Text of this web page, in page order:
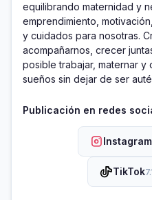
equilibrando maternidad y
emprendimiento,
y cuidados para nosotras.
acompañarnos, crecer
posible trabajar, maternar y
sueños sin dejar de ser
Publicación en redes
Instagram
TikTok